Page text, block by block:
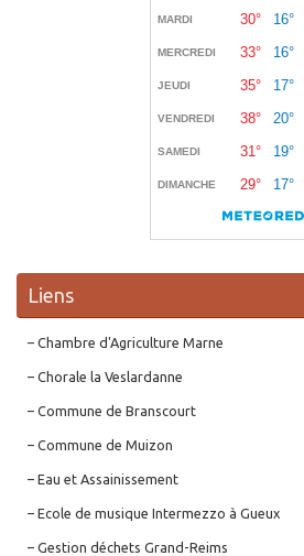
Liens
– Chambre d'Agriculture Marne
– Chorale la Veslardanne
– Commune de Branscourt
– Commune de Muizon
– Eau et Assainissement
– Ecole de musique Intermezzo à Gueux
– Gestion déchets Grand-Reims